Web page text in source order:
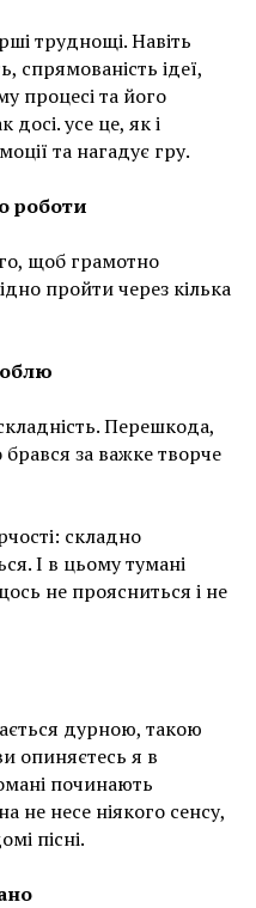
труднощі. Навіть
спрямованість ідеї,
процесі та його
досі. усе це, як і
та нагадує гру.
роботи
щоб грамотно
пройти через кілька
Перешкода,
брався за важке творче
складно
І в цьому тумані
не проясниться і не
дурною, такою
опиняєтесь я в
починають
не несе ніякого сенсу,
пісні.